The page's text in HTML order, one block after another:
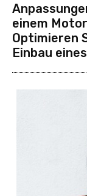
einem
Optimieren
Einbau